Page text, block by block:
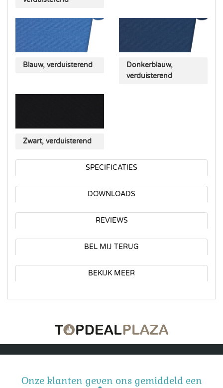
Blauw, verduisterend
Donkerblauw,
verduisterend
Zwart, verduisterend
SPECIFICATIES
DOWNLOADS
REVIEWS
BEL MIJ TERUG
BEKIJK MEER
Onze klanten geven ons gemiddeld een